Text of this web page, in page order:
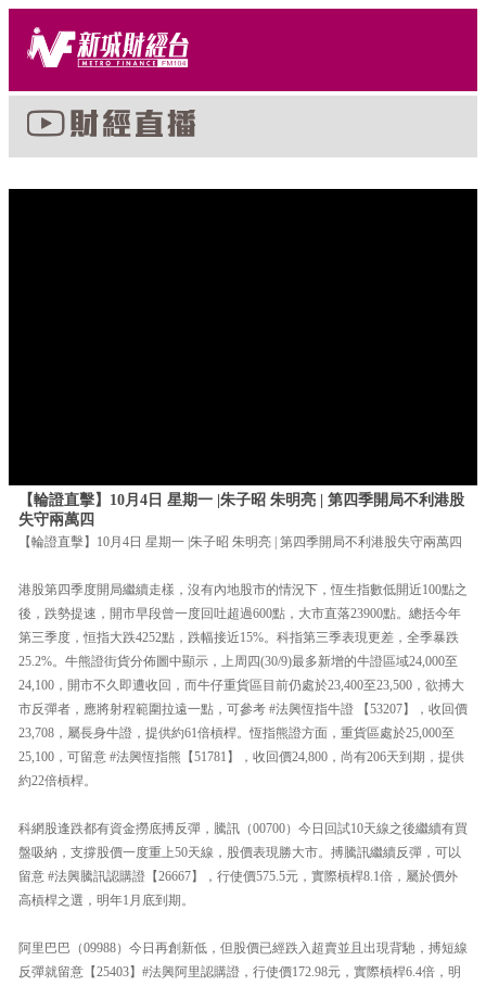
【輪證直擊】10月4日 星期一 |朱子昭 朱明亮 | 第四季開局不利港股
失守兩萬四
【輪證直擊】10月4日 星期一 |朱子昭 朱明亮 | 第四季開局不利港股失守兩萬四
港股第四季度開局繼續走樣，沒有內地股市的情況下，恆生指數低開近100點之
後，跌勢提速，開市早段曾一度回吐超過600點，大市直落23900點。總括今年
第三季度，恒指大跌4252點，跌幅接近15%。科指第三季表現更差，全季暴跌
25.2%。牛熊證街貨分佈圖中顯示，上周四(30/9)最多新增的牛證區域24,000至
24,100，開市不久即遭收回，而牛仔重貨區目前仍處於23,400至23,500，欲搏大
市反彈者，應將射程範圍拉遠一點，可參考 #法興恆指牛證 【53207】，收回價
23,708，屬長身牛證，提供約61倍槓桿。恆指熊證方面，重貨區處於25,000至
25,100，可留意 #法興恆指熊【51781】，收回價24,800，尚有206天到期，提供
約22倍槓桿。
科網股逢跌都有資金撈底搏反彈，騰訊（00700）今日回試10天線之後繼續有買
盤吸納，支撐股價一度重上50天線，股價表現勝大市。搏騰訊繼續反彈，可以
留意 #法興騰訊認購證【26667】，行使價575.5元，實際槓桿8.1倍，屬於價外
高槓桿之選，明年1月底到期。
阿里巴巴（09988）今日再創新低，但股價已經跌入超賣並且出現背馳，搏短線
反彈就留意【25403】#法興阿里認購證，行使價172.98元，實際槓桿6.4倍，明